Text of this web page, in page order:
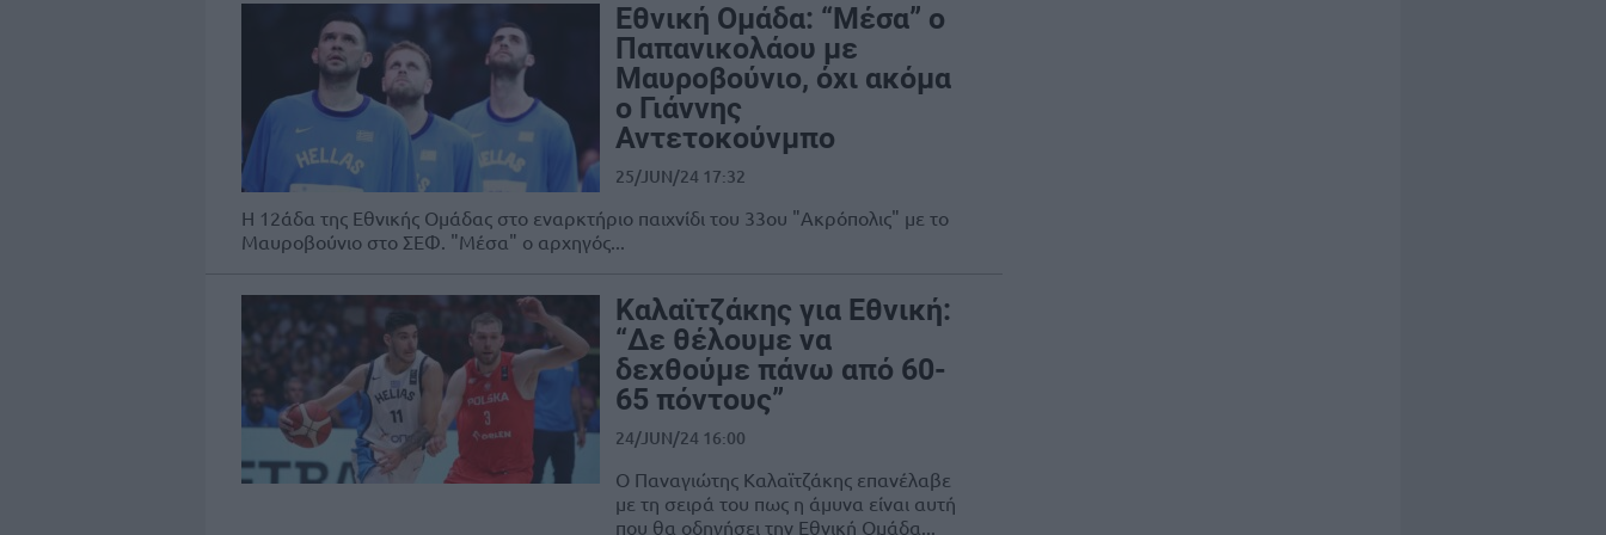
Εθνική Ομάδα: “Μέσα” ο
Παπανικολάου με
Μαυροβούνιο, όχι ακόμα
ο Γιάννης
Αντετοκούνμπο
25/JUN/24 17:32
Η 12άδα της Εθνικής Ομάδας στο εναρκτήριο παιχνίδι του 33ου "Ακρόπολις" με το
Μαυροβούνιο στο ΣΕΦ. "Μέσα" ο αρχηγός...
Καλαϊτζάκης για Εθνική:
“Δε θέλουμε να
δεχθούμε πάνω από 60-
65 πόντους”
24/JUN/24 16:00
Ο Παναγιώτης Καλαϊτζάκης επανέλαβε
με τη σειρά του πως η άμυνα είναι αυτή
που θα οδηγήσει την Εθνική Ομάδα...